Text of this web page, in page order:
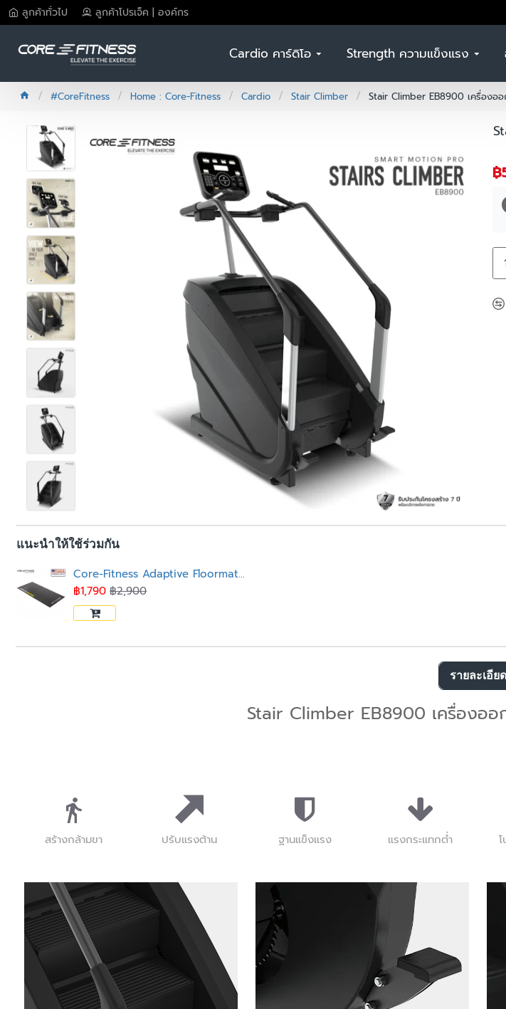
ลูกค้าทั่วไป ลูกค้าโปรเจ็ค | องค์กร
Cardio คาร์ดิโอ Strength ความแข็งแรง
#CoreFitness Home : Core-Fitness Cardio Stair Climber Stair Climber EB8900 เครื่องออ
แนะนำให้ใช้ร่วมกัน
Core-Fitness Adaptive Floormat แผ่นรองเครื่องออกกำลังกาย
฿1,790 ฿2,900
รายละเอียด
Stair Climber EB8900 เครื่องออ
สร้างกล้ามขา ปรับแรงต้าน ฐานแข็งแรง แรงกระแทกต่ำ